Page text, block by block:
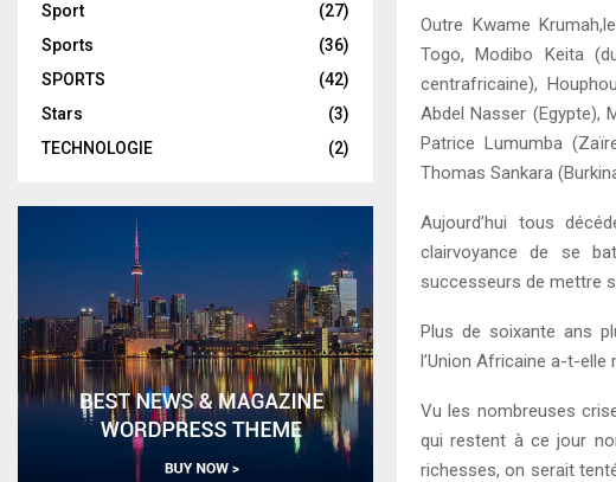
Outre Kwame
Togo, Modibo Keita
centrafricaine),
Abdel Nasser (Egypte),
Patrice Lumumba
Thomas Sankara
Aujourd’hui tous
clairvoyance de se
successeurs de mettre
Plus de soixante ans
l’Union Africaine a-t-elle
Vu les nombreuses
qui restent à ce jour
richesses, on serait
Sport
(27)
Sports
(36)
SPORTS
(42)
Stars
(3)
TECHNOLOGIE
(2)